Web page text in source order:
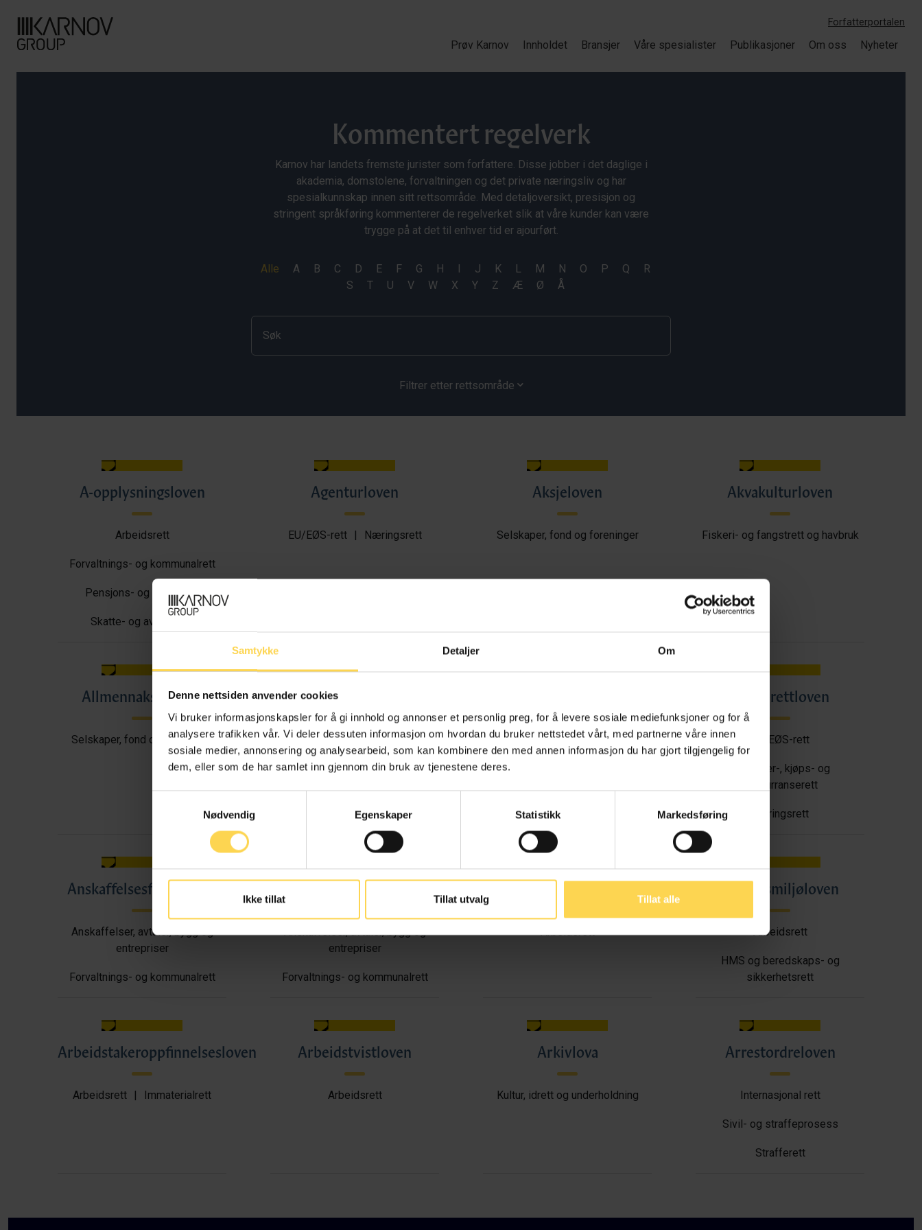
Samtykke Detaljer Om
Denne nettsiden anvender cookies
Vi bruker informasjonskapsler for å gi innhold og annonser et personlig preg, for å levere sosiale mediefunksjoner og for å
analysere trafikken vår. Vi deler dessuten informasjon om hvordan du bruker nettstedet vårt, med partnerne våre innen
sosiale medier, annonsering og analysearbeid, som kan kombinere den med annen informasjon du har gjort tilgjengelig for
dem, eller som de har samlet inn gjennom din bruk av tjenestene deres.
Nødvendig
Egenskaper Statistikk Markedsføring
Ikke tillat Tillat utvalg Tillat alle
Forfatterportalen
Prøv Karnov Innholdet Bransjer Våre spesialister Publikasjoner Om oss Nyheter
Kommentert regelverk
Karnov har landets fremste jurister som forfattere. Disse jobber i det daglige i
akademia, domstolene, forvaltningen og det private næringsliv og har
spesialkunnskap innen sitt rettsområde. Med detaljoversikt, presisjon og
stringent språkføring kommenterer de regelverket slik at våre kunder kan være
trygge på at det til enhver tid er ajourført.
Filtrer etter rettsområde
A-opplysningsloven
Arbeidsrett
Forvaltnings- og kommunalrett
Pensjons- og trygderett
Skatte- og avgiftsrett
Agenturloven
EU/EØS-rett | Næringsrett
Aksjeloven
Selskaper, fond og foreninger
Akvakulturloven
Fiskeri- og fangstrett og havbruk
Allmennaksjeloven
Selskaper, fond og foreninger
Allmenngjøringsloven
Arbeidsrett
behandlingsloven
Helse- og omsorgsrett
Angrerettloven
EU/EØS-rett
Forbruker-, kjøps- og
konkurranserett
Næringsrett
Anskaffelsesforskriften
Anskaffelser, avtaler, bygg og
entrepriser
Forvaltnings- og kommunalrett
Anskaffelsesloven
Anskaffelser, avtaler, bygg og
entrepriser
Forvaltnings- og kommunalrett
Arbeidsmarkedsloven
Arbeidsrett
Arbeidsmiljøloven
Arbeidsrett
HMS og beredskaps- og
sikkerhetsrett
Arbeidstakeroppfinnelsesloven
Arbeidsrett | Immaterialrett
Arbeidstvistloven
Arbeidsrett
Arkivlova
Kultur, idrett og underholdning
Arrestordreloven
Internasjonal rett
Sivil- og straffeprosess
Strafferett